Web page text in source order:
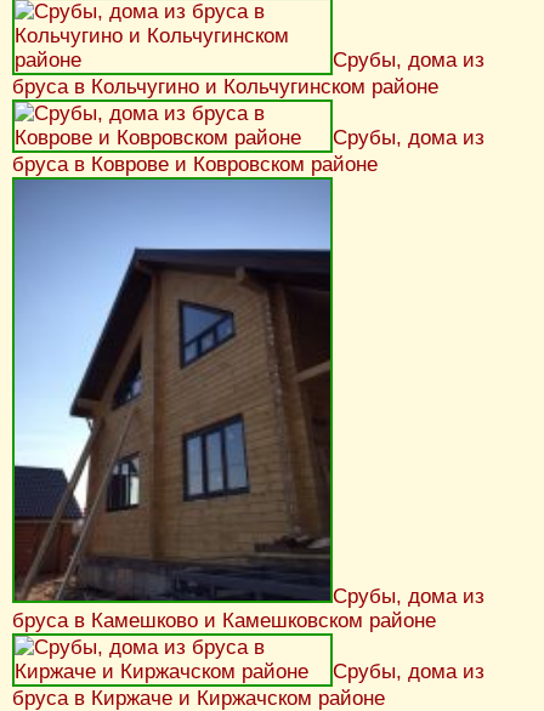
Срубы, дома из
бруса в Кольчугино и Кольчугинском районе
Срубы, дома из
бруса в Коврове и Ковровском районе
Срубы, дома из
бруса в Камешково и Камешковском районе
Срубы, дома из
бруса в Киржаче и Киржачском районе